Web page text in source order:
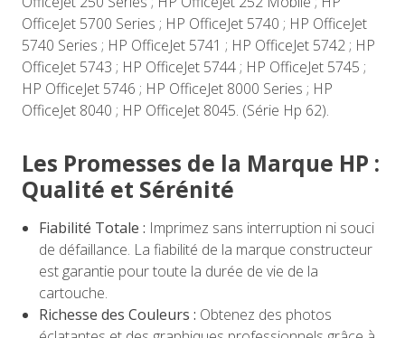
OfficeJet 5700 Series ; HP OfficeJet 5740 ; HP OfficeJet
5740 Series ; HP OfficeJet 5741 ; HP OfficeJet 5742 ; HP
OfficeJet 5743 ; HP OfficeJet 5744 ; HP OfficeJet 5745 ;
HP OfficeJet 5746 ; HP OfficeJet 8000 Series ; HP
OfficeJet 8040 ; HP OfficeJet 8045. (Série Hp 62).
Les Promesses de la Marque HP :
Qualité et Sérénité
Fiabilité Totale : Imprimez sans interruption ni souci
de défaillance. La fiabilité de la marque constructeur
est garantie pour toute la durée de vie de la
cartouche.
Richesse des Couleurs : Obtenez des photos